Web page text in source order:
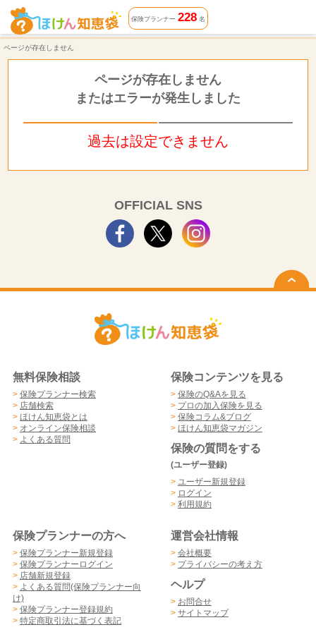
ページが存在しません | ほけん知恵袋
保険プランナー 228名
ページが存在しません
ページが存在しません
またはエラーが発生しました
過去は設定できません
OFFICIAL SNS
無料保険相談
> 保険プランナー検索
> 店舗検索
> ほけん知恵袋とは
> オンライン保険相談
> よくある質問
保険コンテンツを見る
> 保険のQ&Aを見る
> プロの加入保険を見る
> 保険コラム&ブログ
> ほけん知恵袋マガジン
保険の質問をする
(ユーザー登録)
> ユーザー新規登録
> ログイン
> 利用規約
保険プランナーの方へ
> 保険プランナー新規登録
> 保険プランナーログイン
> 店舗新規登録
> よくある質問(保険プランナー向
け)
> 保険プランナー登録規約
> 特定商取引法に基づく表記
運営会社情報
> 会社概要
> プライバシーの考え方
ヘルプ
> お問合せ
> サイトマップ